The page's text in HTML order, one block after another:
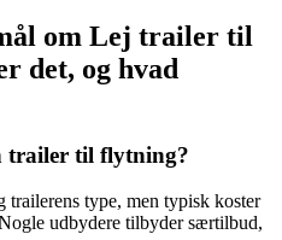
om Lej trailer til
det, og hvad
trailer til flytning?
trailerens type, men typisk koster
udbydere tilbyder særtilbud,